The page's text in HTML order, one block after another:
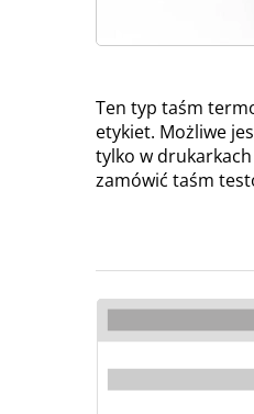
Ten typ taśm
etykiet. Możliwe
tylko w
zamówić taśm